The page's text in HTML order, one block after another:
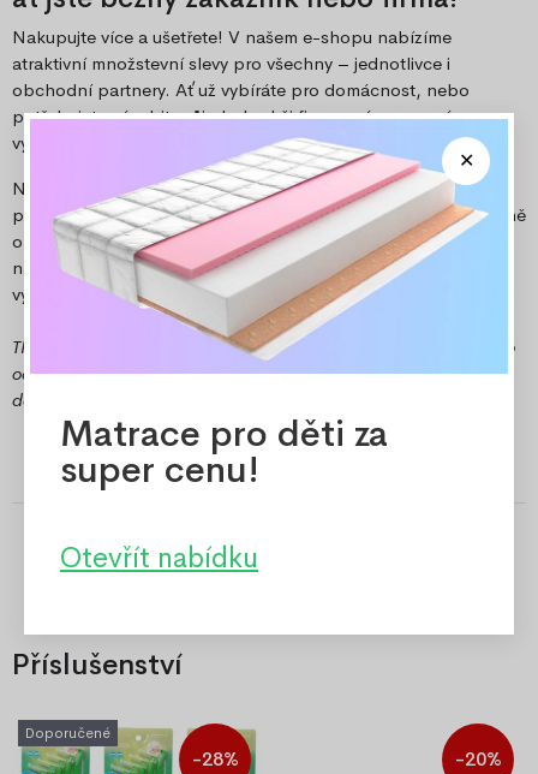
Nakupujte více a ušetřete! V našem e-shopu nabízíme
atraktivní množstevní slevy pro všechny – jednotlivce i
obchodní partnery. Ať už vybíráte pro domácnost, nebo
potřebujete zásobit svůj obchod či firmu, máme pro vás
výhodné ceny při větších odběrech.
Nechte si vypracovat speciální nabídku přesně na míru vašim
potřebám a využijte naše nejlepší ceny. Objednejte si pohodlně
online a těšte se na skvělý poměr ceny a kvality. Kontaktujte
nás na e-mailové adresevelkoobchod@ozeo.cza získejte
výhodnou nabídku.
TIP: Pokud jste z Frýdecko-Místecka, využijte možnost osobního
odběru v našem expedičním skladu v Místku a ušetřete za
dopravu.
Příslušenství
Doporučené
-28% -20%
Matrace pro děti za
super cenu!
Otevřít nabídku